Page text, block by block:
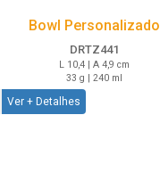
Bowl Personalizado
DRTZ441
L 10,4 | A 4,9 cm
33 g | 240 ml
Ver + Detalhes